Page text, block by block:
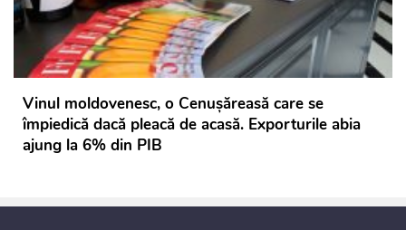
Vinul moldovenesc, o Cenușăreasă care se
împiedică dacă pleacă de acasă. Exporturile abia
ajung la 6% din PIB